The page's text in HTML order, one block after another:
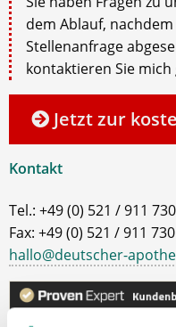
dem Ablauf,
Stellenanfrage
kontaktieren Sie mich
Jetzt zur
Kontakt
Tel.: +49 (0) 521 / 911
Fax: +49 (0) 521 / 911
hallo@deutscher-